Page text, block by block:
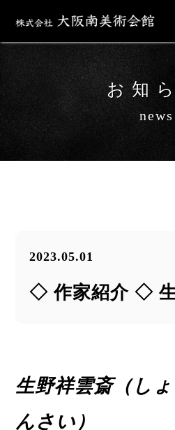
お知
news
2023.05.01
◇ 作家紹介 ◇
生野祥雲斎（し
んさい）